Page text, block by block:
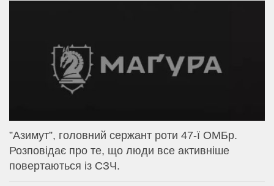
⁨”Азимут”, головний сержант роти 47-ї ОМБр.
Розповідає про те, що люди все активніше
повертаються із СЗЧ.